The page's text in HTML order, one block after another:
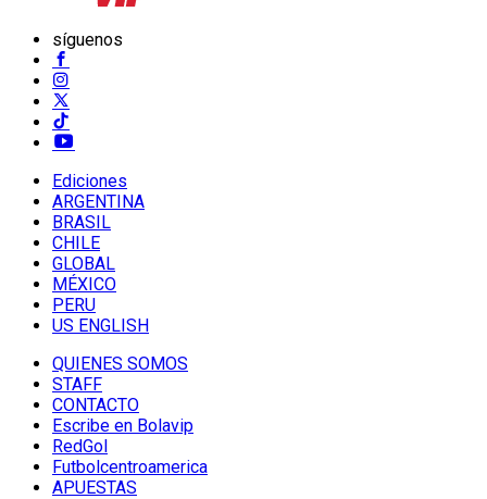
síguenos
Ediciones
ARGENTINA
BRASIL
CHILE
GLOBAL
MÉXICO
PERU
US ENGLISH
QUIENES SOMOS
STAFF
CONTACTO
Escribe en Bolavip
RedGol
Futbolcentroamerica
APUESTAS